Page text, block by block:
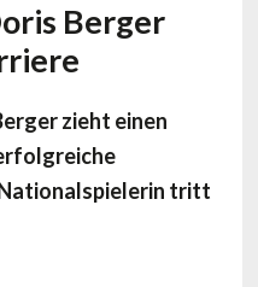
Berger
zieht einen
tritt